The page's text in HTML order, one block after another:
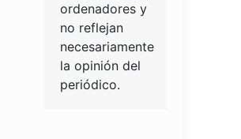
ordenadores y
no reflejan
necesariamente
la opinión del
periódico.